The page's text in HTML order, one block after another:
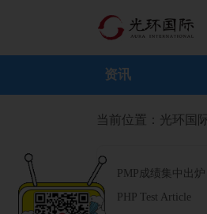
资讯
当前位置： 光环国
PMP成绩集中出
PHP Test Article